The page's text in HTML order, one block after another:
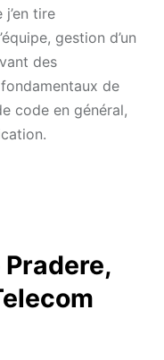
tire
gestion d’un
des
de
code en général,